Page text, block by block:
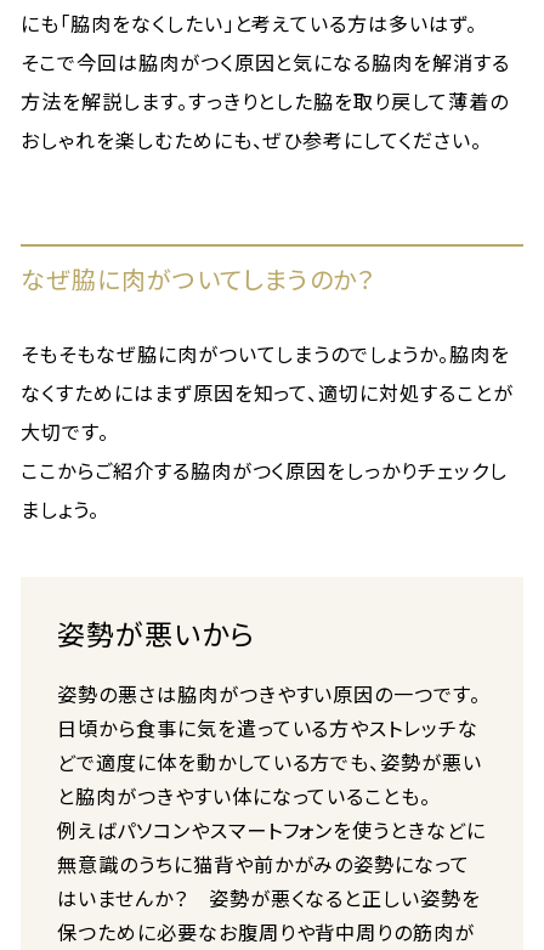
にも「脇肉をなくしたい」と考えている方は多いはず。
そこで今回は脇肉がつく原因と気になる脇肉を解消する
方法を解説します。すっきりとした脇を取り戻して薄着の
おしゃれを楽しむためにも、ぜひ参考にしてください。
なぜ脇に肉がついてしまうのか？
そもそもなぜ脇に肉がついてしまうのでしょうか。脇肉を
なくすためにはまず原因を知って、適切に対処することが
大切です。
ここからご紹介する脇肉がつく原因をしっかりチェックし
ましょう。
姿勢が悪いから
姿勢の悪さは脇肉がつきやすい原因の一つです。
日頃から食事に気を遣っている方やストレッチな
どで適度に体を動かしている方でも、姿勢が悪い
と脇肉がつきやすい体になっていることも。
例えばパソコンやスマートフォンを使うときなどに
無意識のうちに猫背や前かがみの姿勢になって
はいませんか？ 姿勢が悪くなると正しい姿勢を
保つために必要なお腹周りや背中周りの筋肉が